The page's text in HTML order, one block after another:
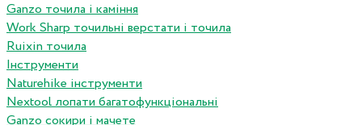
Ganzo точила і каміння
Work Sharp точильні верстати і точила
Ruixin точила
Інструменти
Naturehike інструменти
Nextool лопати багатофункціональні
Ganzo сокири і мачете